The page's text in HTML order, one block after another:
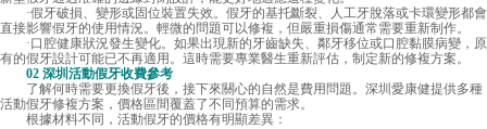
·假牙破損、變形或固位裝置失效。假牙的基托斷裂、人工牙脫落或卡環變形都會
直接影響假牙的使用情況。輕微的問題可以修複，但嚴重損傷通常需要重新制作。
·口腔健康狀況發生變化。如果出現新的牙齒缺失、鄰牙移位或口腔黏膜病變，原
有的假牙設計可能已不再適用。這時需要專業醫生重新評估，制定新的修複方案。
02 深圳活動假牙收費參考
了解何時需要更換假牙後，接下來關心的自然是費用問題。深圳愛康健提供多種
活動假牙修複方案，價格區間覆蓋了不同預算的需求。
根據材料不同，活動假牙的價格有明顯差異：